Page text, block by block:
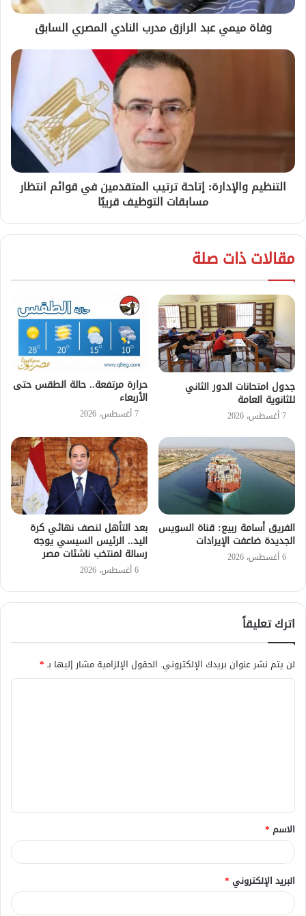
وفاة ميمي عبد الرازق مدرب النادي المصري السابق
التنظيم والإدارة: إتاحة ترتيب المتقدمين في قوائم انتظار
مسابقات التوظيف قريبًا
مقالات ذات صلة
جدول امتحانات الدور الثاني
للثانوية العامة
7 أغسطس، 2026
حرارة مرتفعة.. حالة الطقس حتى
الأربعاء
7 أغسطس، 2026
الفريق أسامة ربيع: قناة السويس
الجديدة ضاعفت الإيرادات
6 أغسطس، 2026
بعد التأهل لنصف نهائي كرة
اليد.. الرئيس السيسي يوجه
رسالة لمنتخب ناشئات مصر
6 أغسطس، 2026
اترك تعليقاً
لن يتم نشر عنوان بريدك الإلكتروني. الحقول الإلزامية مشار إليها بـ*
ق
*
الاسم *
البريد الإلكتروني *